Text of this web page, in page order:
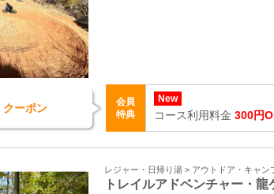
クーポン
会員
特典
New
コース利用料金 300円
レジャー・日帰り湯 > アウトドア・キャン
トレイルアドベンチャー・龍